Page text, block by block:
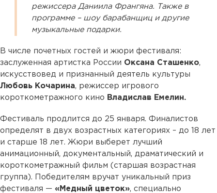
режиссера Даниила Франгяна. Также в
программе – шоу барабанщиц и другие
музыкальные подарки.
В числе почетных гостей и жюри фестиваля:
заслуженная артистка России Оксана Сташенко,
искусствовед и признанный деятель культуры
Любовь Кочарина, режиссер игрового
короткометражного кино Владислав Емелин.
Фестиваль продлится до 25 января. Финалистов
определят в двух возрастных категориях – до 18 лет
и старше 18 лет. Жюри выберет лучший
анимационный, документальный, драматический и
короткометражный фильм (старшая возрастная
группа). Победителям вручат уникальный приз
фестиваля — «Медный цветок», специально